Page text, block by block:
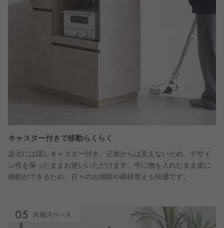
キャスター付きで移動らくらく
足元には隠しキャスター付き。正面からは見えないため、デザイ
ン性を保ったままお使いいただけます。中に物を入れたまま楽に
移動ができるため、日々のお掃除や模様替えも快適です。